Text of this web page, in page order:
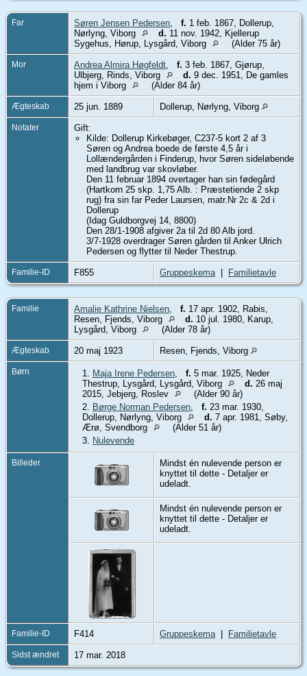
Far Søren Jensen Pedersen f. 1 feb. 1867, Dollerup,
Nørlyng, Viborg
d. 11 nov. 1942, Kjellerup
Sygehus, Hørup, Lysgård, Viborg
(Alder 75 år)
Mor Andrea Almira Høgfeldt f. 3 feb. 1867, Gjørup,
Ulbjerg, Rinds, Viborg
d. 9 dec. 1951, De gamles
hjem i Viborg
(Alder 84 år)
Ægteskab 25 jun. 1889 Dollerup, Nørlyng, Viborg
Notater
Gift:
Kilde: Dollerup Kirkebøger, C237-5 kort 2 af 3
Søren og Andrea boede de første 4,5 år i
Lollændergården i Finderup, hvor Søren sideløbende
med landbrug var skovløber.
Den 11 februar 1894 overtager han sin fødegård
(Hartkorn 25 skp. 1,75 Alb. : Præstetiende 2 skp
rug) fra sin far Peder Laursen, matr.Nr 2c & 2d i
Dollerup
(Idag Guldborgvej 14, 8800)
Den 28/1-1908 afgiver 2a til 2d 80 Alb jord.
3/7-1928 overdrager Søren gården til Anker Ulrich
Pedersen og flytter til Neder Thestrup.
Familie-ID F855 Gruppeskema | Familietavle
Familie Amalie Kathrine Nielsen f. 17 apr. 1902, Rabis,
Resen, Fjends, Viborg
d. 10 jul. 1980, Karup,
Lysgård, Viborg
(Alder 78 år)
Ægteskab 20 maj 1923 Resen, Fjends, Viborg
Børn 1. Maja Irene Pedersen f. 5 mar. 1925, Neder
Thestrup, Lysgård, Lysgård, Viborg
d. 26 maj
2015, Jebjerg, Roslev
(Alder 90 år)
2. Børge Norman Pedersen f. 23 mar. 1930,
Dollerup, Nørlyng, Viborg
d. 7 apr. 1981, Søby,
Ærø, Svendborg
(Alder 51 år)
3. Nulevende
Billeder
Mindst én nulevende person er
knyttet til dette - Detaljer er
udeladt.
Mindst én nulevende person er
knyttet til dette - Detaljer er
udeladt.
Familie-ID F414 Gruppeskema | Familietavle
Sidst ændret 17 mar. 2018